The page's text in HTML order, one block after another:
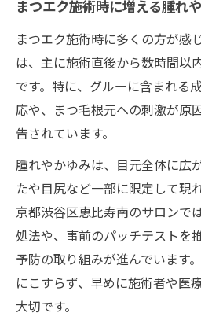
まつエク施術前後のカ
トラブル回避へまつエク
まつエク前の注意点
まつエク施術後に気
トラブルを防ぐ正しい
まつエクトラブルが
目の違和感や痛み発生
まつエク施術時に増える腫れ
まつエク施術時に多くの方が感
は、主に施術直後から数時間以
です。特に、グルーに含まれる
応や、まつ毛根元への刺激が原
告されています。
腫れやかゆみは、目元全体に広
たや目尻など一部に限定して現
京都渋谷区恵比寿南のサロンで
処法や、事前のパッチテストを
予防の取り組みが進んでいます
にこすらず、早めに施術者や医
大切です。